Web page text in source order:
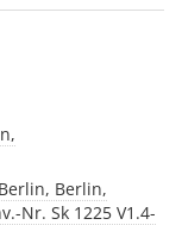
Berlin,
Nr. Sk 1225 V1.4-